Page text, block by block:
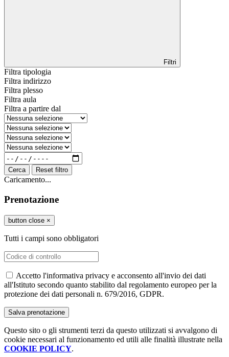
Filtri
Filtra tipologia
Filtra indirizzo
Filtra plesso
Filtra aula
Filtra a partire dal
Cerca Reset filtro
Caricamento...
Prenotazione
button close ×
Tutti i campi sono obbligatori
Accetto l'informativa privacy e acconsento all'invio dei dati
all'Istituto secondo quanto stabilito dal regolamento europeo per la
protezione dei dati personali n. 679/2016, GDPR.
Questo sito o gli strumenti terzi da questo utilizzati si avvalgono di
cookie necessari al funzionamento ed utili alle finalità illustrate nella
COOKIE POLICY.